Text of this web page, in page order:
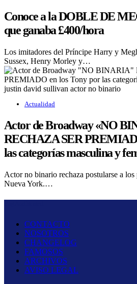
Conoce a la DOBLE DE
que ganaba £400/hora
Los imitadores del Príncipe Harry y
Sussex, Henry Morley y…
Actualidad
Actor de Broadway «NO
RECHAZA SER
las categorías masculina y
Actor no binario rechaza postularse a
Nueva York.…
CONTACTO
NOSOTROS
CHANGELOG
FAMOSOS
ARCHIVOS
AVISO LEGAL